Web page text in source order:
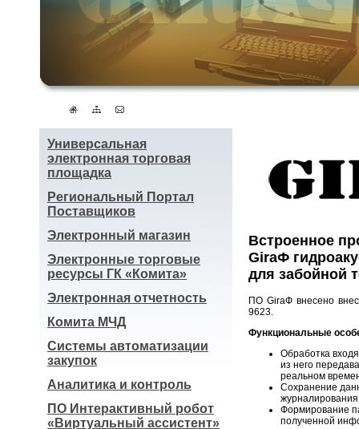
Универсальная
электронная торговая
площадка
Региональный Портал
Поставщиков
Электронный магазин
Электронные торговые
ресурсы ГК «Комита»
Электронная отчетность
Комита МЧД
Системы автоматизации
закупок
Аналитика и контроль
ПО Интерактивный робот
«Виртуальный ассистент»
Встроенное
GiraФ
для забойной
ПО GiraФ внесено
9623.
Функциональные
Обработка
из него
реальном
Сохранение
Формирование
полученной